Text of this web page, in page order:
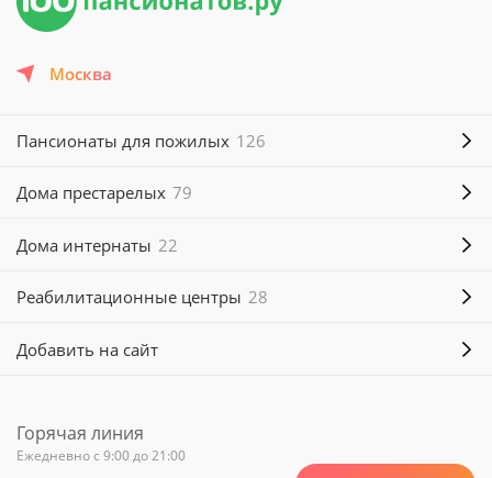
Москва
Добавить на сайт
Пансионаты для пожилых 126
Дома престарелых 79
Дома интернаты 22
Реабилитационные центры 28
Горячая линия
Ежедневно с 9:00 до 21:00